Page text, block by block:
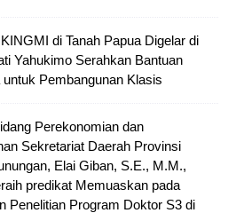
di Tanah Papua Digelar di
Yahukimo Serahkan Bantuan
untuk Pembangunan Klasis
Perekonomian dan
Sekretariat Daerah Provinsi
Elai Giban, S.E., M.M.,
predikat Memuaskan pada
Penelitian Program Doktor S3 di